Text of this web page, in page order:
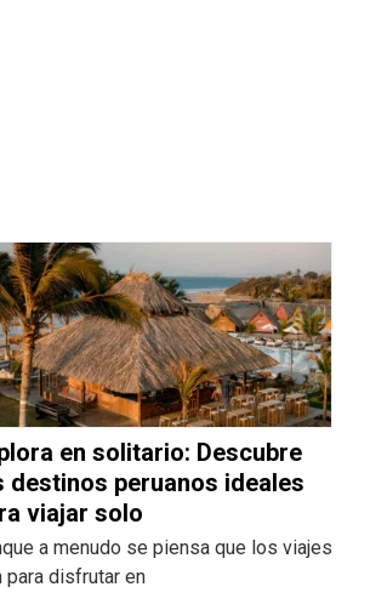
en solitario: Descubre
destinos peruanos ideales
viajar solo
a menudo se piensa que los viajes
para disfrutar en